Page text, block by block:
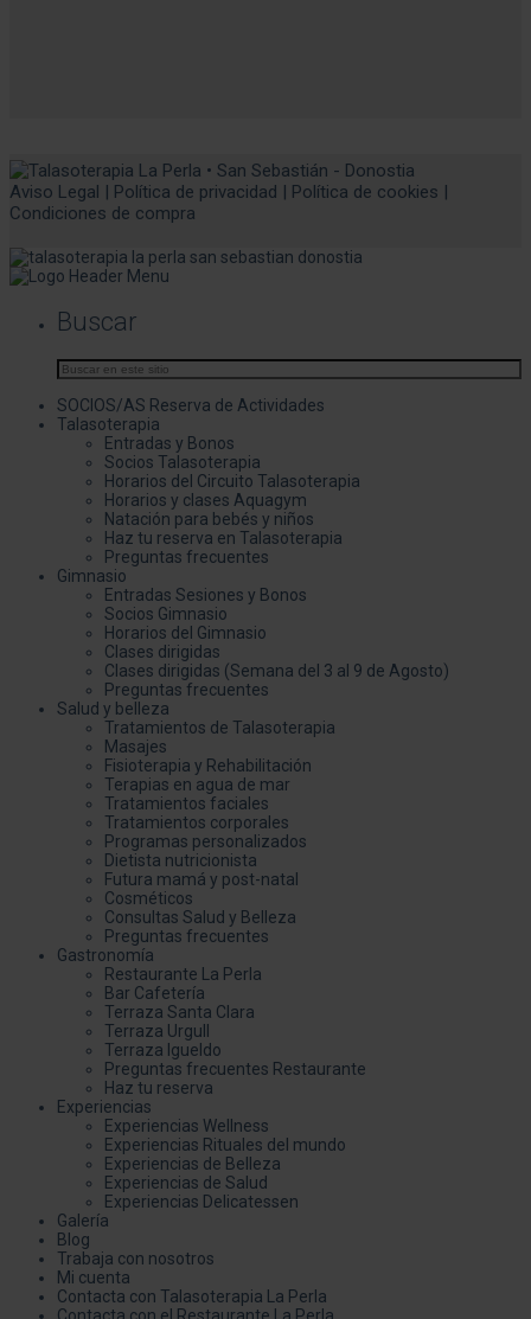
Aviso Legal | Política de privacidad | Política de cookies |
Condiciones de compra
Buscar
SOCIOS/AS Reserva de Actividades
Talasoterapia
Entradas y Bonos
Socios Talasoterapia
Horarios del Circuito Talasoterapia
Horarios y clases Aquagym
Natación para bebés y niños
Haz tu reserva en Talasoterapia
Preguntas frecuentes
Gimnasio
Entradas Sesiones y Bonos
Socios Gimnasio
Horarios del Gimnasio
Clases dirigidas
Clases dirigidas (Semana del 3 al 9 de Agosto)
Preguntas frecuentes
Salud y belleza
Tratamientos de Talasoterapia
Masajes
Fisioterapia y Rehabilitación
Terapias en agua de mar
Tratamientos faciales
Tratamientos corporales
Programas personalizados
Dietista nutricionista
Futura mamá y post-natal
Cosméticos
Consultas Salud y Belleza
Preguntas frecuentes
Gastronomía
Restaurante La Perla
Bar Cafetería
Terraza Santa Clara
Terraza Urgull
Terraza Igueldo
Preguntas frecuentes Restaurante
Haz tu reserva
Experiencias
Experiencias Wellness
Experiencias Rituales del mundo
Experiencias de Belleza
Experiencias de Salud
Experiencias Delicatessen
Galería
Blog
Trabaja con nosotros
Mi cuenta
Contacta con Talasoterapia La Perla